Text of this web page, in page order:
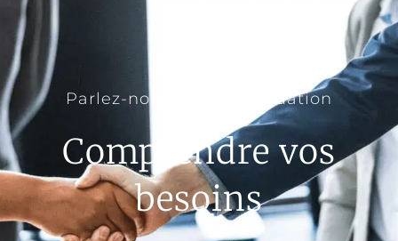
Parlez-nous de votre situation
Comprendre vos
besoins